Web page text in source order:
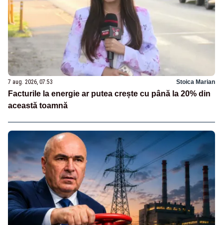
7 aug. 2026, 07:53 Stoica Marian
Facturile la energie ar putea crește cu până la 20% din
această toamnă